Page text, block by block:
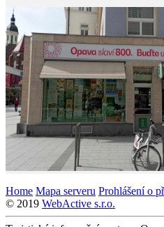
Home Mapa serveru Prohlášení o
© 2019 WebActive s.r.o.